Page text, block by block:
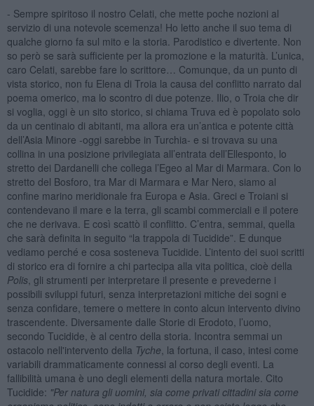
- Sempre spiritoso il nostro Celati, che mette poche nozioni al
servizio di una notevole scemenza! Ho letto anche il suo tema di
qualche giorno fa sul mito e la storia. Parodistico e divertente. Non
so però se sarà sufficiente per la promozione e la maturità. L’unica,
caro Celati, sarebbe fare lo scrittore… Comunque, da un punto di
vista storico, non fu Elena di Troia la causa del conflitto narrato dal
poema omerico, ma lo scontro di due potenze. Ilio, o Troia che dir
si voglia, oggi è un sito storico, si chiama Truva ed è popolato solo
da un centinaio di abitanti, ma allora era un’antica e potente città
dell’Asia Minore -oggi sarebbe in Turchia- e si trovava su una
collina in una posizione privilegiata all’entrata dell’Ellesponto, lo
stretto dei Dardanelli che collega l’Egeo al Mar di Marmara. Con lo
stretto del Bosforo, tra Mar di Marmara e Mar Nero, siamo al
confine marino meridionale fra Europa e Asia. Greci e Troiani si
contendevano il mare e la terra, gli scambi commerciali e il potere
che ne derivava. E così scattò il conflitto. C’entra, semmai, quella
che sarà definita in seguito “la trappola di Tucidide”. E dunque
vediamo perché e cosa sosteneva Tucidide. L’intento dei suoi scritti
di storico era di fornire a chi partecipa alla vita politica, cioè della
Polis, gli strumenti per interpretare il presente e prevederne i
possibili sviluppi futuri, senza interpretazioni mitiche dei sogni e
senza confidare, temere o mettere in conto alcun intervento divino
trascendente. Diversamente dalle Storie di Erodoto, l’uomo,
secondo Tucidide, è al centro della storia. Incontra semmai un
ostacolo nell'intervento della Tyche , la fortuna, il caso, intesi come
variabili drammaticamente connessi al corso degli eventi. La
fallibilità umana è uno degli elementi della natura mortale. Cito
Tucidide: "Per natura gli uomini, sia come privati cittadini sia come